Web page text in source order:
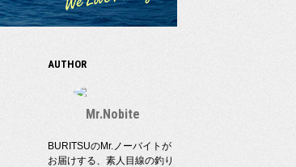
AUTHOR
Mr.Nobite
BURITSUのMr.ノーバイトが
お届けする、素人目線の釣り